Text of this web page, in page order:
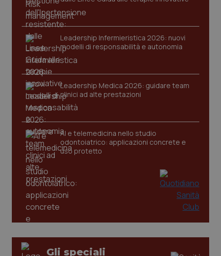
Leadership Infermieristica 2026: nuovi
modelli di responsabilità e autonomia
Leadership Medica 2026: guidare team
clinici ad alte prestazioni
AI e telemedicina nello studio
odontoiatrico: applicazioni concrete e
uso protetto
Gli speciali
Nome
Fornitore /Dominio
VISITOR_PRIVACY_METADATA
.youtube.com
CookieScriptConsent
CookieScript
www.quotidianosanita.it